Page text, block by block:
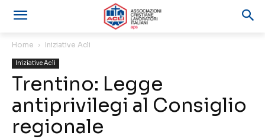
Home Iniziative Acli
Iniziative Acli
Trentino: Legge
antiprivilegi al Consiglio
regionale